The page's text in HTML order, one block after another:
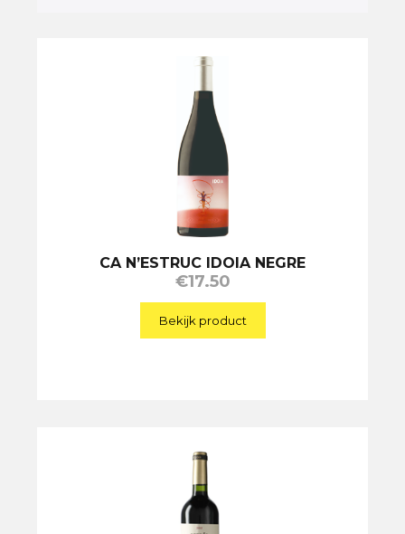
CA N’ESTRUC IDOIA NEGRE
€17.50
Bekijk product